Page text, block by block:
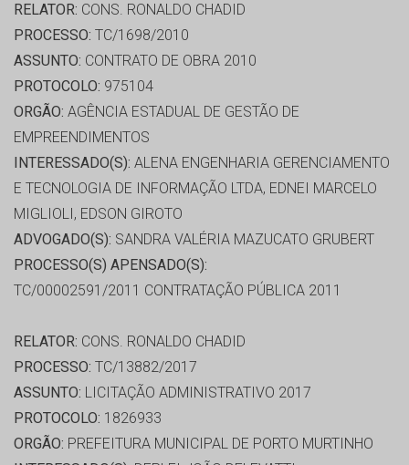
RELATOR: CONS. RONALDO CHADID
PROCESSO: TC/1698/2010
ASSUNTO: CONTRATO DE OBRA 2010
PROTOCOLO: 975104
ORGÃO: AGÊNCIA ESTADUAL DE GESTÃO DE
EMPREENDIMENTOS
INTERESSADO(S): ALENA ENGENHARIA GERENCIAMENTO
E TECNOLOGIA DE INFORMAÇÃO LTDA, EDNEI MARCELO
MIGLIOLI, EDSON GIROTO
ADVOGADO(S): SANDRA VALÉRIA MAZUCATO GRUBERT
PROCESSO(S) APENSADO(S):
TC/00002591/2011 CONTRATAÇÃO PÚBLICA 2011
RELATOR: CONS. RONALDO CHADID
PROCESSO: TC/13882/2017
ASSUNTO: LICITAÇÃO ADMINISTRATIVO 2017
PROTOCOLO: 1826933
ORGÃO: PREFEITURA MUNICIPAL DE PORTO MURTINHO